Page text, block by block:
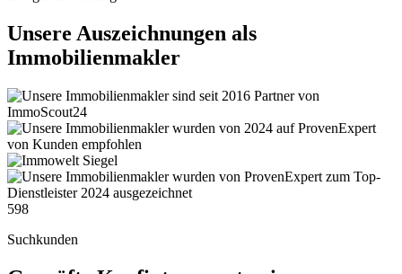
Unsere Auszeichnungen als
Immobilienmakler
598
Suchkunden